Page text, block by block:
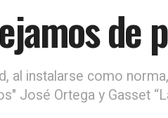
de
al instalarse como
José Ortega y Gasset